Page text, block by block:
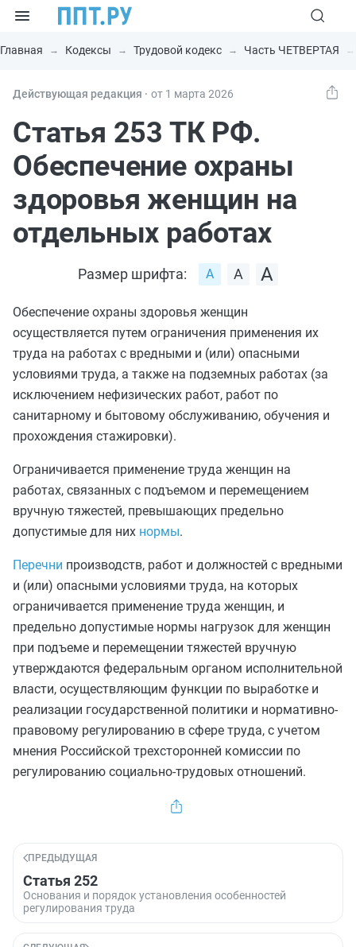
Главная Кодексы Трудовой кодекс Часть ЧЕТВЕРТАЯ
Действующая редакция ⸱ от 1 марта 2026
Статья 253 ТК РФ.
Обеспечение охраны
здоровья женщин на
отдельных работах
Размер шрифта:
Обеспечение охраны здоровья женщин
осуществляется путем ограничения применения их
труда на работах с вредными и (или) опасными
условиями труда, а также на подземных работах (за
исключением нефизических работ, работ по
санитарному и бытовому обслуживанию, обучения и
прохождения стажировки).
Ограничивается применение труда женщин на
работах, связанных с подъемом и перемещением
вручную тяжестей, превышающих предельно
допустимые для них нормы.
Перечни производств, работ и должностей с вредными
и (или) опасными условиями труда, на которых
ограничивается применение труда женщин, и
предельно допустимые нормы нагрузок для женщин
при подъеме и перемещении тяжестей вручную
утверждаются федеральным органом исполнительной
власти, осуществляющим функции по выработке и
реализации государственной политики и нормативно-
правовому регулированию в сфере труда, с учетом
мнения Российской трехсторонней комиссии по
регулированию социально-трудовых отношений.
ПРЕДЫДУЩАЯ
Статья 252
Основания и порядок установления особенностей
регулирования труда